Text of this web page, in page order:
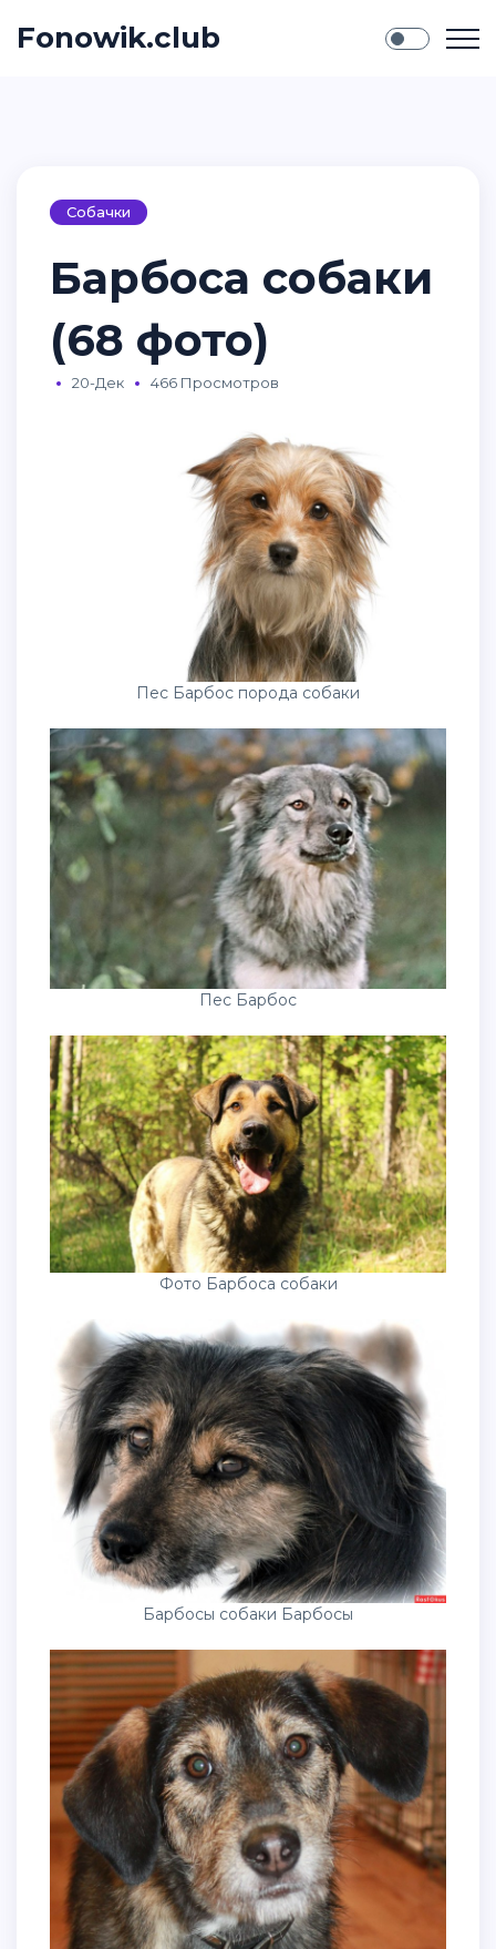
Fonowik.club
Собачки
Барбоса собаки
(68 фото)
20-Дек 466 Просмотров
Пес Барбос порода собаки
Пес Барбос
Фото Барбоса собаки
Барбосы собаки Барбосы